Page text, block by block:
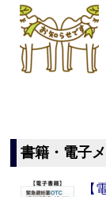
書籍・電子
【